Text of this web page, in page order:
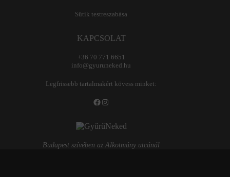
Sütik testreszabása
KAPCSOLAT
+36 70 771 6651
info@gyuruneked.hu
Legfrissebb tartalmakért kövess minket:
Facebook
Instagram
Budapest szívében az Alkotmány utcánál